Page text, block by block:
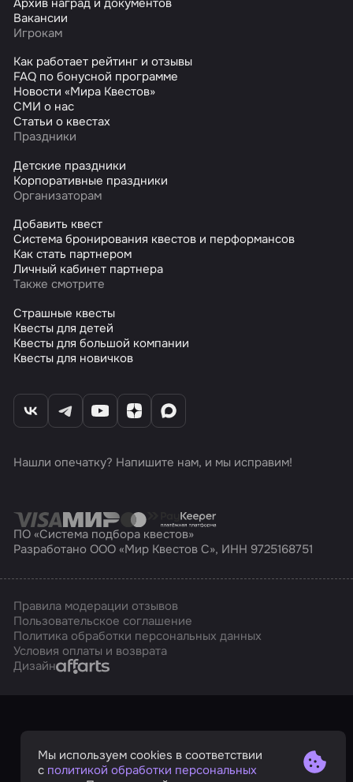
Вакансии
Игрокам
Как работает рейтинг и отзывы
FAQ по бонусной программе
Новости «Мира Квестов»
СМИ о нас
Статьи о квестах
Праздники
Детские праздники
Корпоративные праздники
Организаторам
Добавить квест
Система бронирования квестов и перформансов
Как стать партнером
Личный кабинет партнера
Также смотрите
Страшные квесты
Квесты для детей
Квесты для большой компании
Квесты для новичков
Нашли опечатку? Напишите нам, и мы исправим!
ПО «Система подбора квестов»
Разработано ООО «Мир Квестов С», ИНН 9725168751
Правила модерации отзывов
Пользовательское соглашение
Политика обработки персональных данных
Условия оплаты и возврата
ДизайнAffarts
Мы используем cookies в соответствии
с политикой обработки персональных